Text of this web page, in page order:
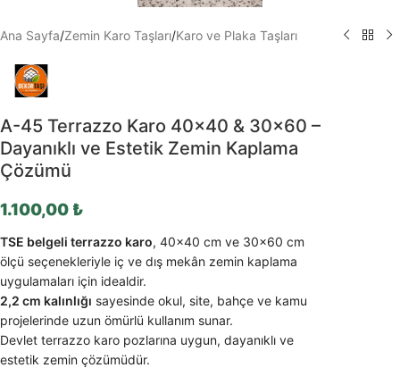
Ana Sayfa/Zemin Karo Taşları/Karo ve Plaka Taşları
A-45 Terrazzo Karo 40×40 & 30×60 –
Dayanıklı ve Estetik Zemin Kaplama
Çözümü
1.100,00 ₺
TSE belgeli terrazzo karo, 40×40 cm ve 30×60 cm
ölçü seçenekleriyle iç ve dış mekân zemin kaplama
uygulamaları için idealdir.
2,2 cm kalınlığı sayesinde okul, site, bahçe ve kamu
projelerinde uzun ömürlü kullanım sunar.
Devlet terrazzo karo pozlarına uygun, dayanıklı ve
estetik zemin çözümüdür.